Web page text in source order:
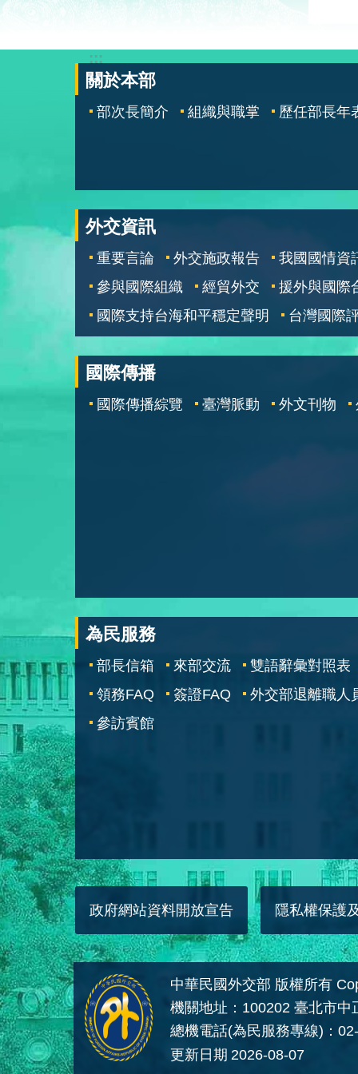
:::
關於本部
部次長簡介 組織與職掌 歷任部長年
外交資訊
重要言論 外交施政報告
我國國情資
參與國際組織
經貿外交
援外與國際
國際支持台海和平穩定聲明
台灣國際
國際傳播
國際傳播綜覽 臺灣脈動 外文刊物
為民服務
部長信箱 來部交流
雙語辭彙對照表
領務FAQ
簽證FAQ
外交部退離職人
參訪賓館
政府網站資料開放宣告 隱私權保護
中華民國外交部 版權所有
機關地址：100202 臺北市中
總機電話(為民服務專線)：
更新日期 2026-08-07